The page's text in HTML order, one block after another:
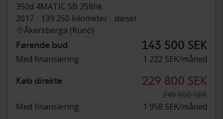
350d 4MATIC SB 258hk
2017
139 250 kilometer
diesel
Åkersberga (Runö)
Førende bud 143 500 SEK
Med finansiering 1 222 SEK/måned
Køb direkte 229 800 SEK
249 800 SEK
Med finansiering
1 958 SEK/måned